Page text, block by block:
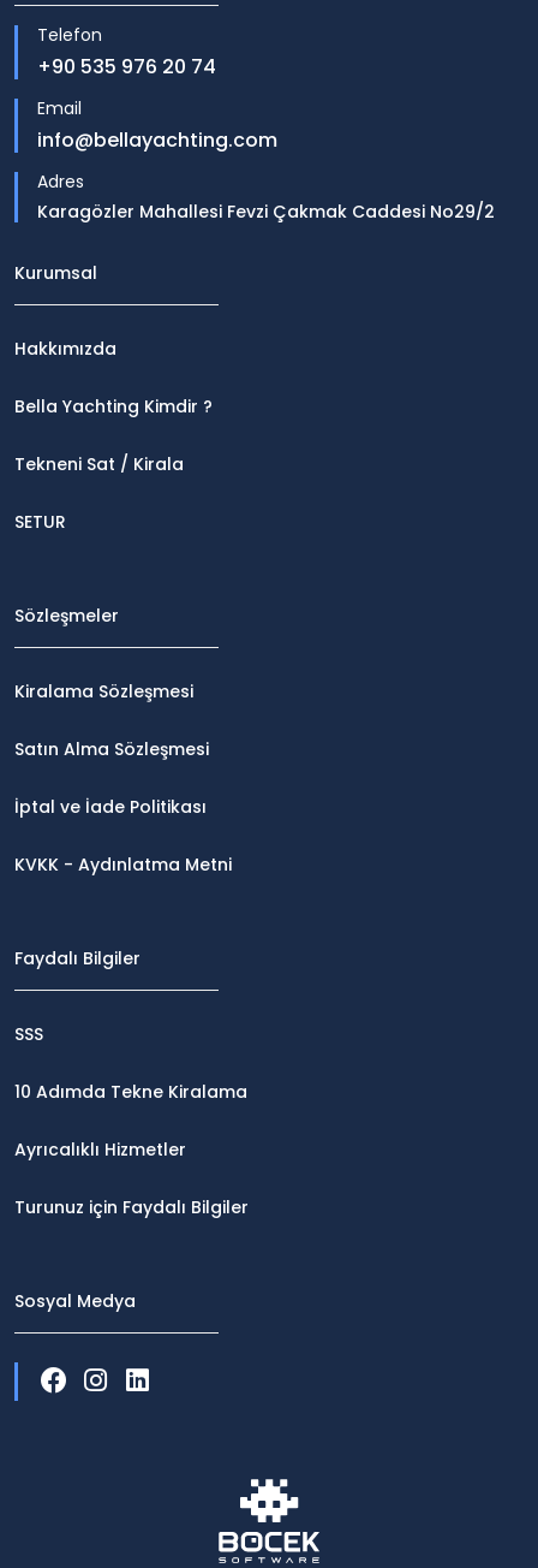
Telefon
+90 535 976 20 74
Email
info@bellayachting.com
Adres
Karagözler Mahallesi Fevzi Çakmak Caddesi No29/2
Kurumsal
Hakkımızda
Bella Yachting Kimdir ?
Tekneni Sat / Kirala
SETUR
Sözleşmeler
Kiralama Sözleşmesi
Satın Alma Sözleşmesi
İptal ve İade Politikası
KVKK - Aydınlatma Metni
Faydalı Bilgiler
SSS
10 Adımda Tekne Kiralama
Ayrıcalıklı Hizmetler
Turunuz için Faydalı Bilgiler
Sosyal Medya